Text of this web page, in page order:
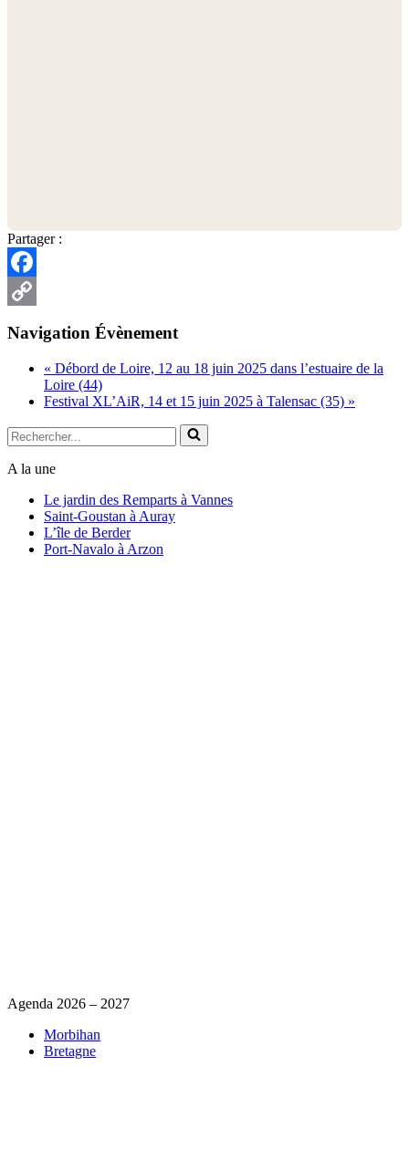
Partager :
Facebook
Navigation Évènement
« Débord de Loire, 12 au 18 juin 2025 dans l’estuaire de la
Loire (44)
Festival XL’AiR, 14 et 15 juin 2025 à Talensac (35) »
Rechercher...
A la une
Le jardin des Remparts à Vannes
Saint-Goustan à Auray
L’île de Berder
Port-Navalo à Arzon
Agenda 2026 – 2027
Morbihan
Bretagne